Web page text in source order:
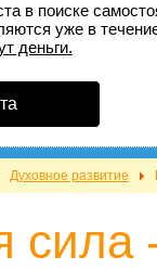
в поиске
уже в
деньги.
Духовное развитие
сила